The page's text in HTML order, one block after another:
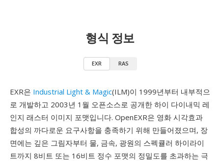
형식 정보
EXR RAS
EXR은 Industrial Light & Magic(ILM)이 1999년부터 내부적으
로 개발하고 2003년 1월 오픈소스로 공개한 하이 다이내믹 레
인지 래스터 이미지 포맷입니다. OpenEXR은 영화 시각효과
합성의 까다로운 요구사항을 충족하기 위해 만들어졌으며, 장
면에는 깊은 그림자부터 물, 금속, 광원의 스펙큘러 하이라이
트까지 8비트 또는 16비트 정수 포맷의 정밀도를 초과하는 극